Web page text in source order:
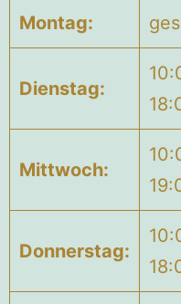
Montag:
Dienstag:
Mittwoch:
Donnerstag: